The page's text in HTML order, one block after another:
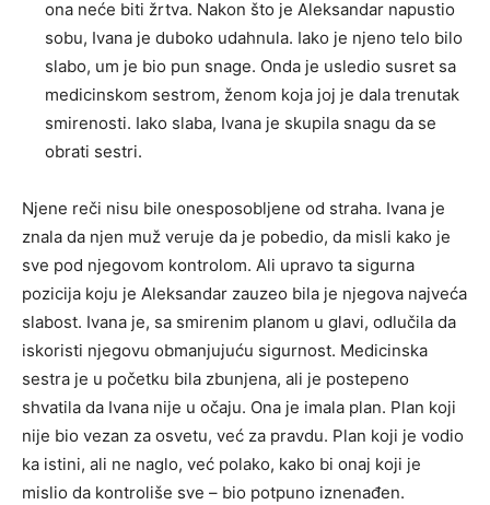
ona neće biti žrtva. Nakon što je Aleksandar napustio
sobu, Ivana je duboko udahnula. Iako je njeno telo bilo
slabo, um je bio pun snage. Onda je usledio susret sa
medicinskom sestrom, ženom koja joj je dala trenutak
smirenosti. Iako slaba, Ivana je skupila snagu da se
obrati sestri.
Njene reči nisu bile onesposobljene od straha. Ivana je
znala da njen muž veruje da je pobedio, da misli kako je
sve pod njegovom kontrolom. Ali upravo ta sigurna
pozicija koju je Aleksandar zauzeo bila je njegova najveća
slabost. Ivana je, sa smirenim planom u glavi, odlučila da
iskoristi njegovu obmanjujuću sigurnost. Medicinska
sestra je u početku bila zbunjena, ali je postepeno
shvatila da Ivana nije u očaju. Ona je imala plan. Plan koji
nije bio vezan za osvetu, već za pravdu. Plan koji je vodio
ka istini, ali ne naglo, već polako, kako bi onaj koji je
mislio da kontroliše sve – bio potpuno iznenađen.